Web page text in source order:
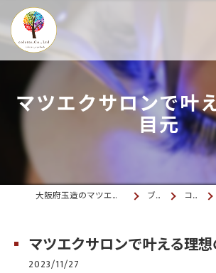
マツエクサロンで叶
目元
大阪府玉造のマツエクならcolette. 玉造 ブログ コラム
マツエクサロンで叶える理
2023/11/27